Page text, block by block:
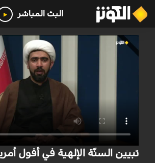
البث المباشر
تبيين السنّة الإلهية في أفول